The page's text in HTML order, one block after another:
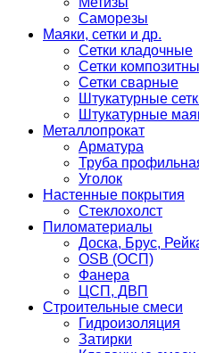
Саморезы
Маяки, сетки и др.
Сетки кладочные
Сетки
Сетки сварные
Штукатурные
Штукатурные
Металлопрокат
Арматура
Труба
Уголок
Настенные покрытия
Стеклохолст
Пиломатериалы
Доска, Брус,
OSB (ОСП)
Фанера
ЦСП, ДВП
Строительные смеси
Гидроизоляция
Затирки